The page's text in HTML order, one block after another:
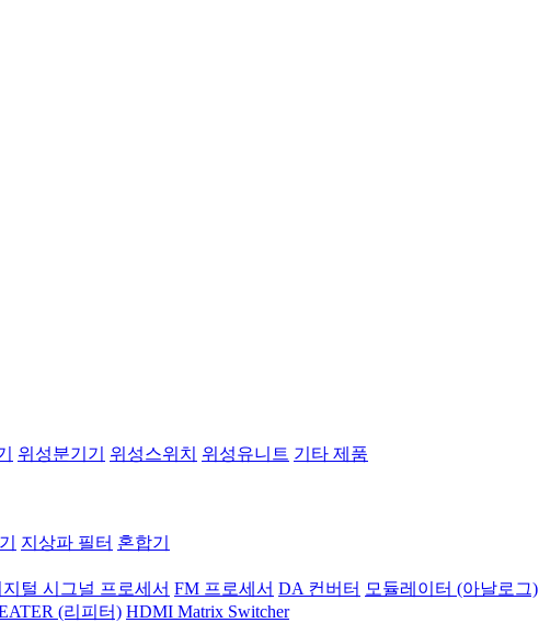
위성분기기 위성스위치 위성유니트 기타 제품
지상파 필터 혼합기
지털 시그널 프로세서 FM 프로세서 DA 컨버터 모듈레이터 (아날로그)
(리피터) HDMI Matrix Switcher